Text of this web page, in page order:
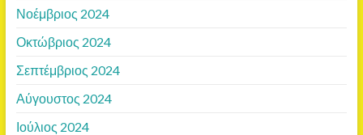
Νοέμβριος 2024
Οκτώβριος 2024
Σεπτέμβριος 2024
Αύγουστος 2024
Ιούλιος 2024